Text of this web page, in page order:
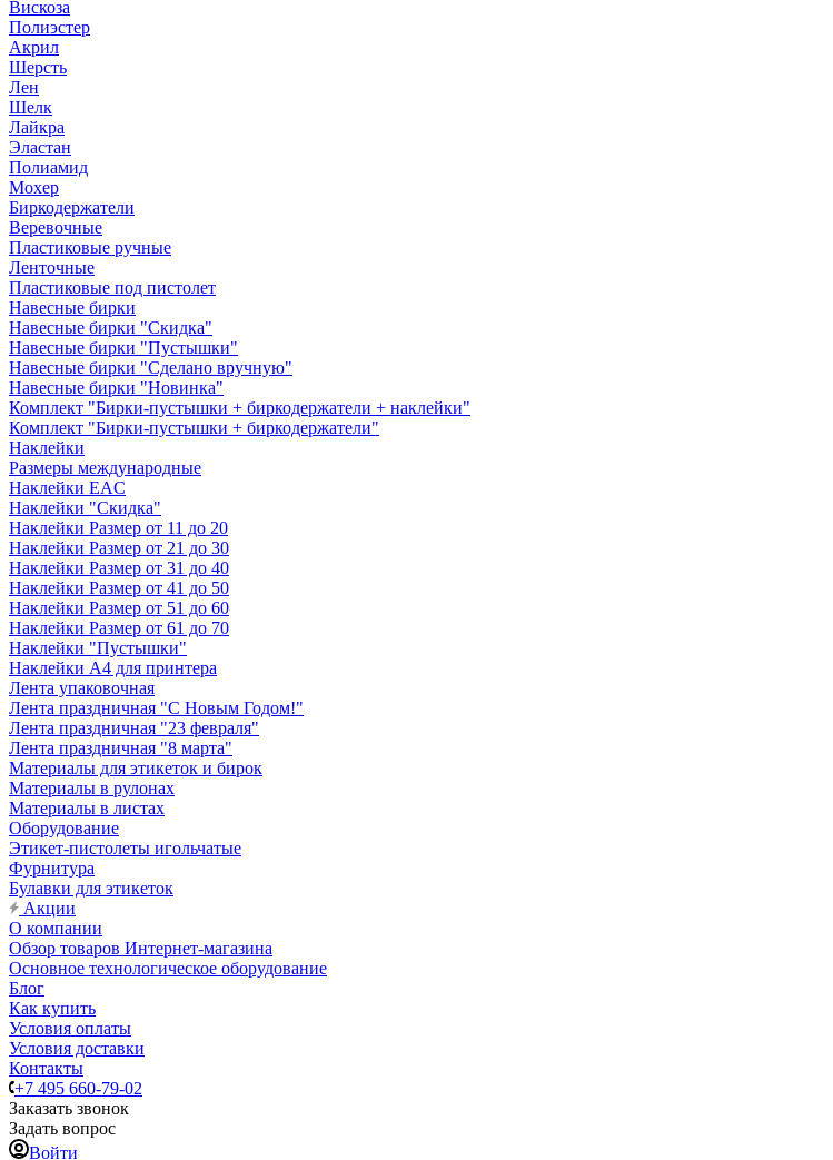
Вискоза
Полиэстер
Акрил
Шерсть
Лен
Шелк
Лайкра
Эластан
Полиамид
Мохер
Биркодержатели
Веревочные
Пластиковые ручные
Ленточные
Пластиковые под пистолет
Навесные бирки
Навесные бирки "Скидка"
Навесные бирки "Пустышки"
Навесные бирки "Сделано вручную"
Навесные бирки "Новинка"
Комплект "Бирки-пустышки + биркодержатели + наклейки"
Комплект "Бирки-пустышки + биркодержатели"
Наклейки
Размеры международные
Наклейки EAC
Наклейки "Скидка"
Наклейки Размер от 11 до 20
Наклейки Размер от 21 до 30
Наклейки Размер от 31 до 40
Наклейки Размер от 41 до 50
Наклейки Размер от 51 до 60
Наклейки Размер от 61 до 70
Наклейки "Пустышки"
Наклейки А4 для принтера
Лента упаковочная
Лента праздничная "С Новым Годом!"
Лента праздничная "23 февраля"
Лента праздничная "8 марта"
Материалы для этикеток и бирок
Материалы в рулонах
Материалы в листах
Оборудование
Этикет-пистолеты игольчатые
Фурнитура
Булавки для этикеток
Акции
О компании
Обзор товаров Интернет-магазина
Основное технологическое оборудование
Блог
Как купить
Условия оплаты
Условия доставки
Контакты
+7 495 660-79-02
Заказать звонок
Задать вопрос
Войти